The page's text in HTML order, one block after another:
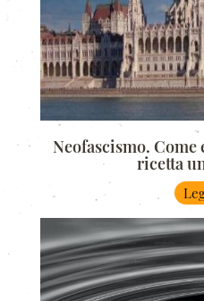
Neofascismo.
ricetta